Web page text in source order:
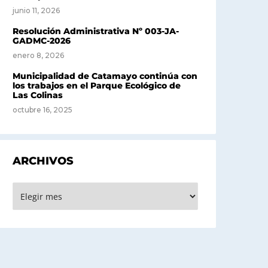
junio 11, 2026
Resolución Administrativa Nº 003-JA-
GADMC-2026
enero 8, 2026
Municipalidad de Catamayo continúa con
los trabajos en el Parque Ecológico de
Las Colinas
octubre 16, 2025
ARCHIVOS